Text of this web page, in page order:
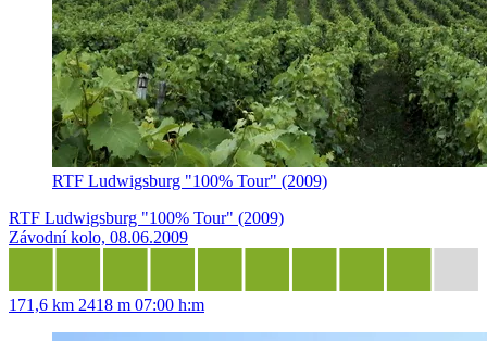
RTF Ludwigsburg "100% Tour" (2009)
RTF Ludwigsburg "100% Tour" (2009)
Závodní kolo, 08.06.2009
171,6 km 2418 m 07:00 h:m